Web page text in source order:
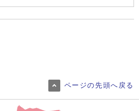
ページの先頭へ戻る